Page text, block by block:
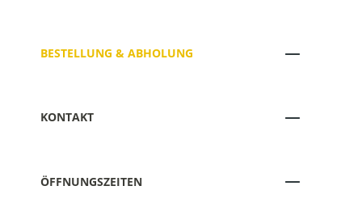
BESTELLUNG & ABHOLUNG
KONTAKT
ÖFFNUNGSZEITEN